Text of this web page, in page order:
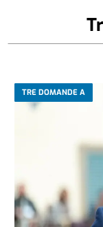
TRE DOMANDE A